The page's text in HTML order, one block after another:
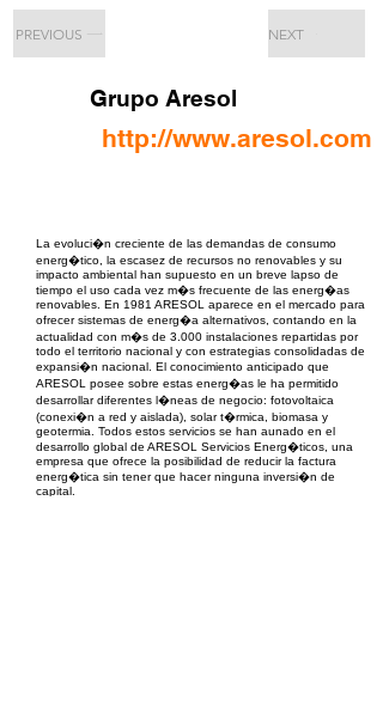
PREVIOUS NEXT
Grupo Aresol
http://www.aresol.com
La evoluci�n creciente de las demandas de consumo
energ�tico, la escasez de recursos no renovables y su
impacto ambiental han supuesto en un breve lapso de
tiempo el uso cada vez m�s frecuente de las energ�as
renovables. En 1981 ARESOL aparece en el mercado para
ofrecer sistemas de energ�a alternativos, contando en la
actualidad con m�s de 3.000 instalaciones repartidas por
todo el territorio nacional y con estrategias consolidadas de
expansi�n nacional. El conocimiento anticipado que
ARESOL posee sobre estas energ�as le ha permitido
desarrollar diferentes l�neas de negocio: fotovoltaica
(conexi�n a red y aislada), solar t�rmica, biomasa y
geotermia. Todos estos servicios se han aunado en el
desarrollo global de ARESOL Servicios Energ�ticos, una
empresa que ofrece la posibilidad de reducir la factura
energ�tica sin tener que hacer ninguna inversi�n de
capital.